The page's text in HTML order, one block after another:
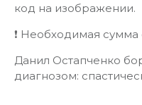
код на изображении.
❗ Необходимая
Данил Остапченко
диагнозом: